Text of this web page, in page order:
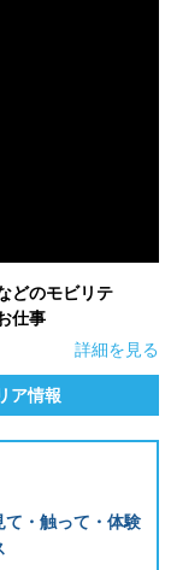
どのモビリテ
仕事
詳細を見る
ア情報
て・触って・体験